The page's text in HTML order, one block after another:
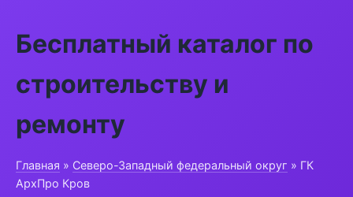
Бесплатный каталог по
строительству и
ремонту
Главная » Северо-Западный федеральный округ » ГК
АрхПро Кров